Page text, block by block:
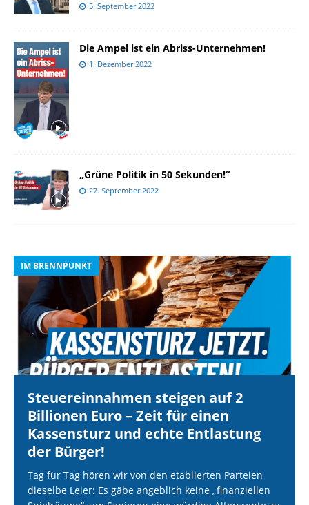
5. September 2022
Die Ampel ist ein Abriss-Unternehmen!
1. Dezember 2022
„Grüne Politik in 50 Sekunden!“
27. September 2022
IM BRENNPUNKT
Steuereinnahmen steigen auf 2
Billionen Euro – Zeit für einen
Kassensturz und echte Entlastung
der Bürger!
Tag für Tag hören wir von den etablierten Parteien
dieselbe Leier: Es gäbe angeblich keine „finanziellen